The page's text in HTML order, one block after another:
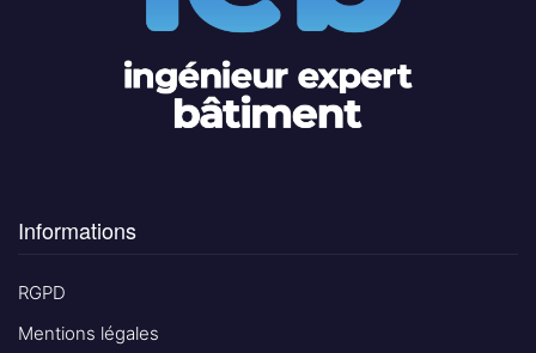
Informations
RGPD
Mentions légales